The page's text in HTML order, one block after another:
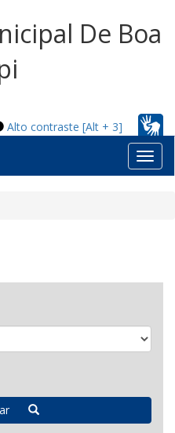
De Boa
Alto contraste [Alt + 3]